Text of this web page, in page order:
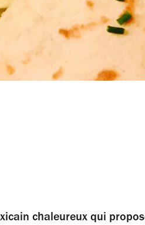
chaleureux qui